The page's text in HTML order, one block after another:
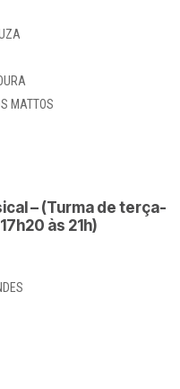
MATTOS
– (Turma de terça-
às 21h)